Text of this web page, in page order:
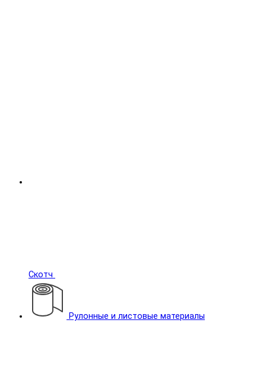
Скотч
Рулонные и листовые материалы